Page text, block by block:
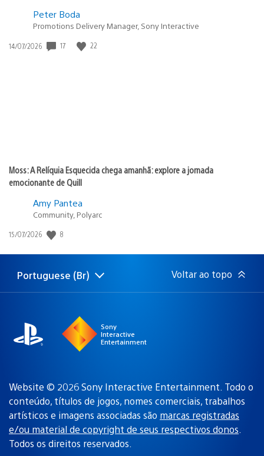
Peter Boda
Promotions Delivery Manager, Sony Interactive
Data
14/07/2026 17 22
Moss: A Relíquia Esquecida chega amanhã: explore a jornada
emocionante de Quill
Amy Pantea
Community, Polyarc
Data
publicação:
15/07/2026 8
Selecione
Região
Portuguese (Br) Voltar ao topo
Sony
Interactive
Entertainment
Website © 2026 Sony Interactive Entertainment. Todo o
conteúdo, títulos de jogos, nomes comerciais, trabalhos
artísticos e imagens associadas são marcas registradas
e/ou material de copyright de seus respectivos donos.
Todos os direitos reservados.